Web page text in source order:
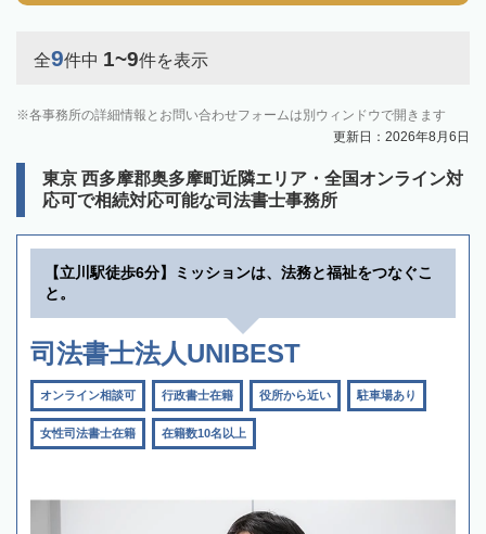
全9件中 1~9件を表示
各事務所の詳細情報とお問い合わせフォームは別ウィンドウで開きます
更新日：2026年8月6日
東京 西多摩郡奥多摩町近隣エリア・全国オンライン対
応可で相続対応可能な司法書士事務所
【立川駅徒歩6分】ミッションは、法務と福祉をつなぐこ
と。
司法書士法人UNIBEST
オンライン相談可 行政書士在籍 役所から近い 駐車場あり
女性司法書士在籍 在籍数10名以上